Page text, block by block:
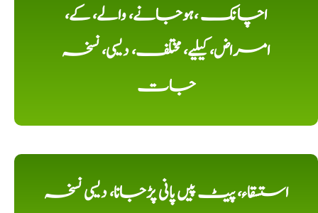
اچانک ،ہوجانے، والے، کے،
امراض، کیلیے، مختلف، دیسی، نسخہ
جات
استسقاء، پیٹ پیں پانی پڑجانا، دیسی نسخہ